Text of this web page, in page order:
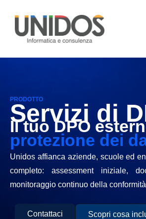
PRODOTTO
Servizi di
Il tuo DPO
protezione dei
Unidos affianca aziende, scuole ed
completo: assessment iniziale,
monitoraggio continuo della
Contattaci Scopri cosa